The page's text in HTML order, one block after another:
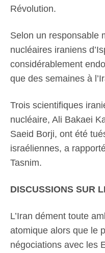
Révolution.
Selon un responsable
nucléaires iraniens
considérablement
que des semaines à
Trois scientifiques
nucléaire, Ali Bakaei
Saeid Borji, ont été
israéliennes, a
Tasnim.
DISCUSSIONS SUR
L’Iran dément toute
atomique alors que le
négociations avec les